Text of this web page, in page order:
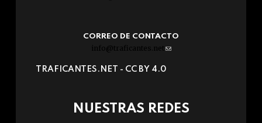
CORREO DE CONTACTO
info@traficantes.net (link
e-
TRAFICANTES.NET - CC BY 4.0
NUESTRAS REDES